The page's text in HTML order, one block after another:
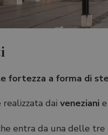
fortezza a forma di
realizzata dai veneziani
entra da una delle